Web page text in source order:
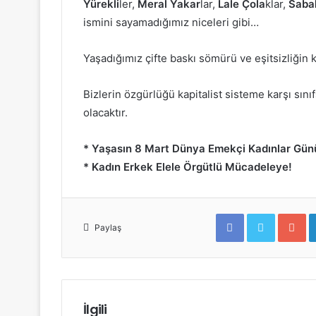
Yürekliler, Meral Yakarlar, Lale Çolaklar,
ismini sayamadığımız niceleri gibi…
Yaşadığımız çifte baskı sömürü ve eşitsizliğin
Bizlerin özgürlüğü kapitalist sisteme karşı
olacaktır.
* Yaşasın 8 Mart Dünya Emekçi Kadınlar
* Kadın Erkek Elele Örgütlü Mücadeleye!
Paylaş
F
e
b
o
T
t
t
r
G
g
l
+
İlgili